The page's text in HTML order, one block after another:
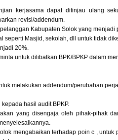
kerjasama dapat ditinjau ulang
revisi/addendum.
Kabupaten Solok yang menjadi
seperti Masjid, sekolah, dll untuk tidak
20%.
untuk dilibatkan BPK/BPKP dalam
melakukan addendum/perubahan
hasil audit BPKP.
yang disengaja oleh pihak-pihak
mengabaikan terhadap poin c ,